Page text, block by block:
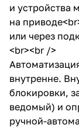
и устройства
на
или через
<br><br />
внутренне.
блокировки,
ведомый) и
ручной-